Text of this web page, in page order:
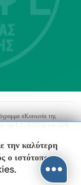
«Κοινωνία της
την καλύτερη
ο ιστότοπος